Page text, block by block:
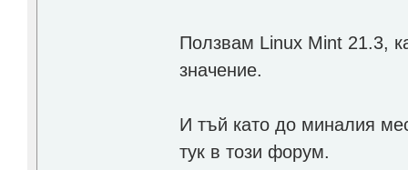
Ползвам Linux Mint 21.3,
значение.
И тъй като до миналия
тук в този форум.